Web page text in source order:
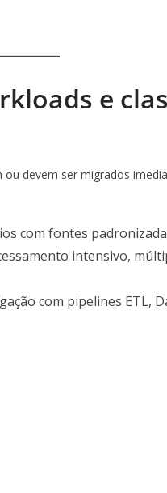
e
devem ser migrados
com fontes
intensivo,
com pipelines ETL,